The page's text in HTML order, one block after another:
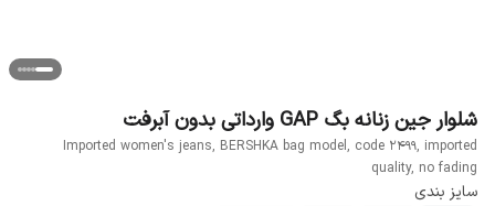
شلوار جین زنانه بگ GAP وارداتی بدون آبرفت
Imported women's jeans, BERSHKA bag model, code 2499, imported
quality, no fading
سایز بندی